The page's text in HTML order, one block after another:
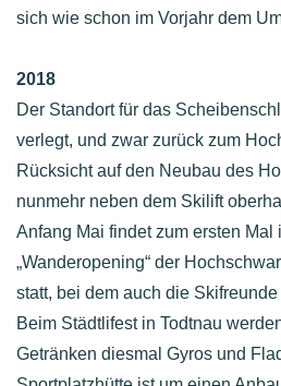
sich wie schon im Vorjahr dem
2018
Der Standort für das
verlegt, und zwar zurück zum
Rücksicht auf den Neubau des
nunmehr neben dem Skilift
Anfang Mai findet zum ersten
„Wanderopening“ der
statt, bei dem auch die
Beim Städtlifest in Todtnau
Getränken diesmal Gyros und